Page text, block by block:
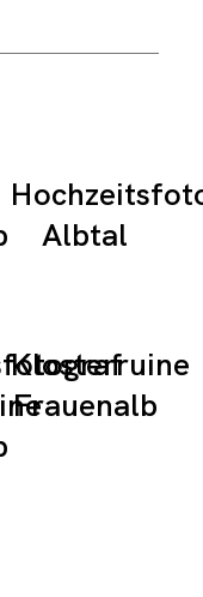
Albtal
Klosterruine
Frauenalb